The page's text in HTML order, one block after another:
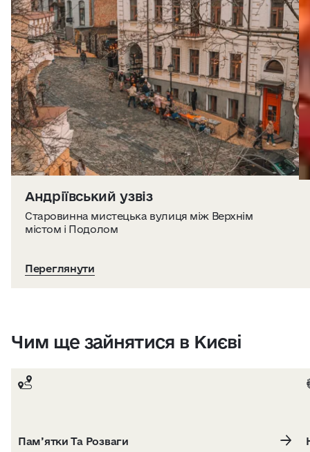
Андріївський узвіз
Старовинна мистецька вулиця між Верхнім
містом і Подолом
Переглянути
Чим ще зайнятися в Києві
Пам’ятки Та Розваги